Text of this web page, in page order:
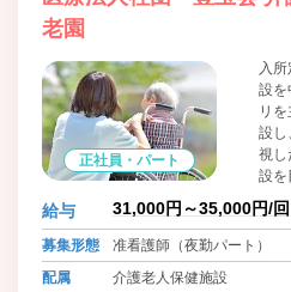
老園
正社員・パート
入
設を
リ
設し
視し
設を
給与 31,000円～35,000円/回
募集形態
准看護師（夜勤パート）
配属
介護老人保健施設